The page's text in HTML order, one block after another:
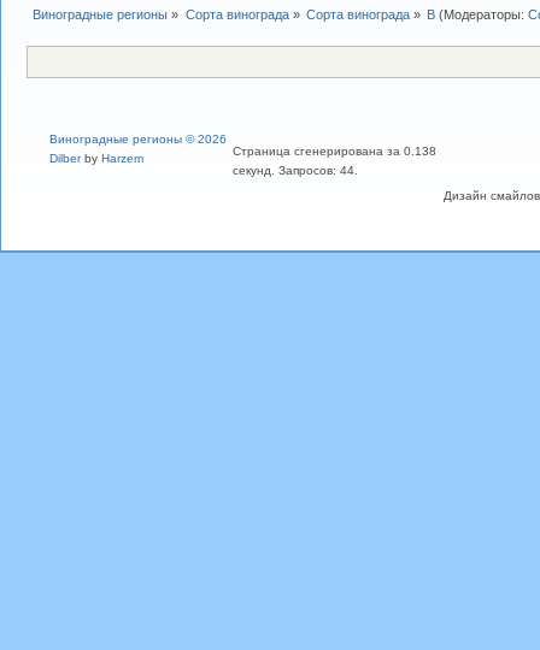
Виноградные регионы » Сорта винограда» Сорта винограда» В (Модераторы:
Дизайн
Виноградные регионы © 2026
Dilberby Harzem
Страница сгенерирована за 0.138
секунд. Запросов: 44.